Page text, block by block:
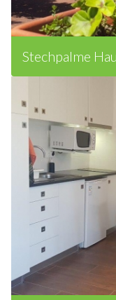
Stechpalme